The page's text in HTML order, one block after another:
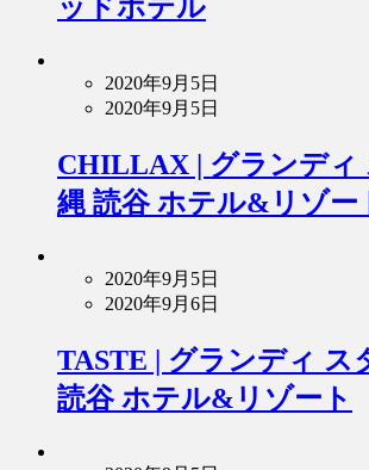
ッドホテル
2020年9月5日
2020年9月5日
CHILLAX | グランディ
縄 読谷 ホテル&リゾー
2020年9月5日
2020年9月6日
TASTE | グランディ ス
読谷 ホテル&リゾート